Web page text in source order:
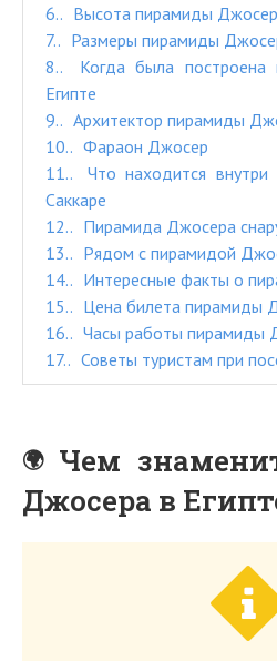
6.
Высота пирамиды
7.
Размеры пирамиды
8.
Когда была
Египте
9.
Архитектор пирамиды
10.
Фараон Джосер
11.
Что находится
Саккаре
12.
Пирамида Джосера
13.
Рядом с пирамидой
14.
Интересные факты о
15.
Цена билета пирамиды
16.
Часы работы пирамиды
17.
Советы туристам при
Чем
Джосера в